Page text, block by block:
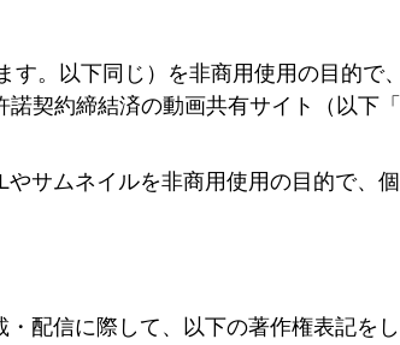
。以下同じ）を非商用使用の目的で
契約締結済の動画共有サイト（以下
サムネイルを非商用使用の目的で、
配信に際して、以下の著作権表記をし